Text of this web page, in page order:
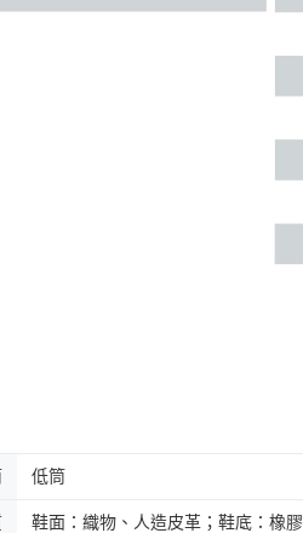
低筒
鞋面：織物、人造皮革；鞋底：橡膠